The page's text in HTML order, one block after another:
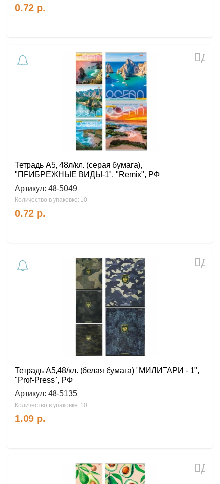
0.72 р.
Тетрадь А5, 48л/кл. (серая бумага),
"ПРИБРЕЖНЫЕ ВИДЫ-1", "Remix", РФ
Артикул: 48-5049
Количество в упаковке: 10
0.72 р.
Тетрадь А5,48/кл. (белая бумага) "МИЛИТАРИ - 1",
"Prof-Press", РФ
Артикул: 48-5135
Количество в упаковке: 10
1.09 р.